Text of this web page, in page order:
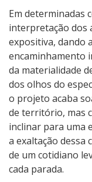
Em determinadas
interpretação dos
expositiva, dando
encaminhamento
da materialidade
dos olhos do
o projeto acaba
de território, mas
inclinar para uma
a exaltação dessa
de um cotidiano
cada parada.